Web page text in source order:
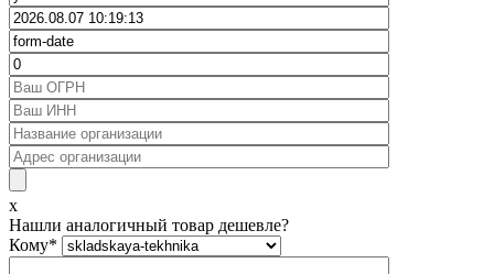
x
Нашли аналогичный товар дешевле?
Кому*